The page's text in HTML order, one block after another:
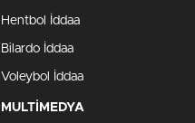
Hentbol İddaa
Bilardo İddaa
Voleybol İddaa
MULTİMEDYA